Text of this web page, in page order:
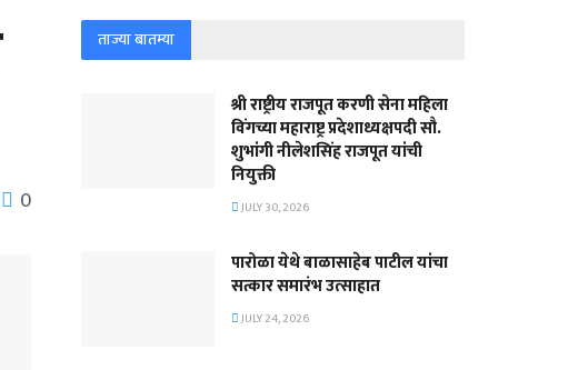
0
ताज्या बातम्या
श्री राष्ट्रीय राजपूत करणी सेना महिला
विंगच्या महाराष्ट्र प्रदेशाध्यक्षपदी सौ.
शुभांगी नीलेशसिंह राजपूत यांची
नियुक्ती
JULY 30, 2026
पारोळा येथे बाळासाहेब पाटील यांचा
सत्कार समारंभ उत्साहात
JULY 24, 2026